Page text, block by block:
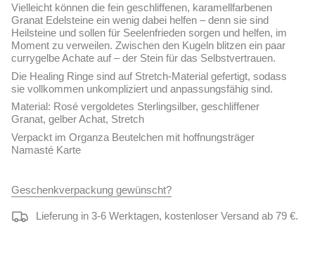
Vielleicht können die fein geschliffenen, karamellfarbenen
Granat Edelsteine ein wenig dabei helfen – denn sie sind
Heilsteine und sollen für Seelenfrieden sorgen und helfen, im
Moment zu verweilen. Zwischen den Kugeln blitzen ein paar
currygelbe Achate auf – der Stein für das Selbstvertrauen.
Die Healing Ringe sind auf Stretch-Material gefertigt, sodass
sie vollkommen unkompliziert und anpassungsfähig sind.
Material: Rosé vergoldetes Sterlingsilber, geschliffener
Granat, gelber Achat, Stretch
Verpackt im Organza Beutelchen mit hoffnungsträger
Namasté Karte
Geschenkverpackung gewünscht?
Lieferung in 3-6 Werktagen, kostenloser Versand ab 79 €.